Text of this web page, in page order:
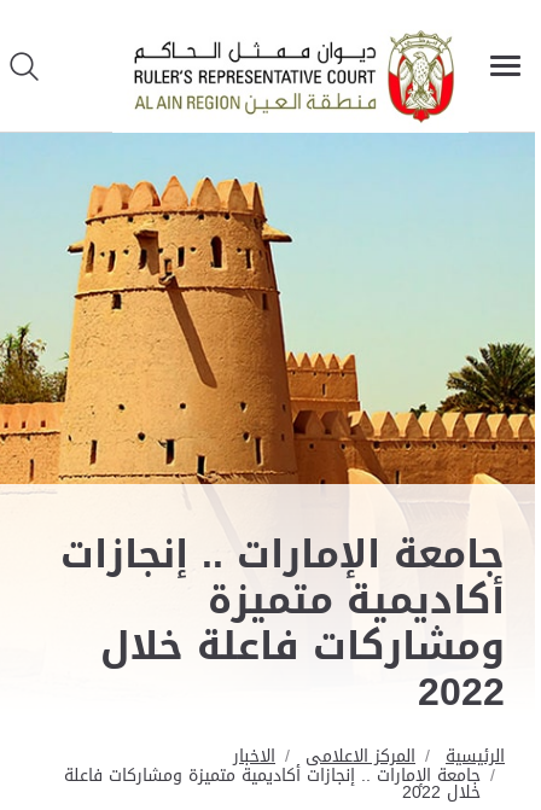
جامعة الإمارات .. إنجازات
أكاديمية متميزة
ومشاركات فاعلة خلال
2022
الرئيسية المركز الاعلامى الاخبار
جامعة الإمارات .. إنجازات أكاديمية متميزة ومشاركات فاعلة
خلال 2022